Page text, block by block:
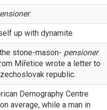
.
up with dynamite.
stone-mason- pensioner
Mířetice wrote a letter to
republic.
Demography Centre
average, while a man in